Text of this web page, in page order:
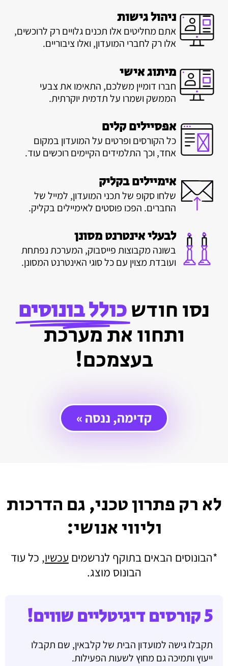
ניהול גישות
אתם מחליטים אלו תכנים גלויים רק לרוכשים,
אלו רק לחברי המועדון, ואלו ציבוריים.
מיתוג אישי
חברו דומיין משלכם, התאימו את צבעי
הממשק ושמרו על תדמית יוקרתית.
אפסיילים קלים
כל הקורסים ופרטים על המועדון במקום
אחד, וכך התלמידים הקיימים רוכשים עוד.
אימיילים בקליק
שלחו סקופ של תכני המועדון, למייל של
החברים. הפכו פוסטים לאימיילים בקליק.
לבעלי אינטרנט מסונן
בשונה מקבוצות פייסבוק, המערכת נפתחת
ועובדת מצוין עם כל סוגי האינטרנט המסונן.
נסו חודש כולל בונוסים
ותחוו את מערכת
בעצמכם!
קדימה, ננסה »
לא רק פתרון טכני, גם הדרכות
וליווי אנושי:
*הבונוסים הבאים בתוקף לנרשמים עכשיו, כל עוד
הבונוס מוצג.
5 קורסים דיגיטליים שווים!
תקבלו גישה למועדון הבית של קלבאין, שם תקבלו
ייעוץ ותמיכה גם מחוץ לשעות הפעילות.